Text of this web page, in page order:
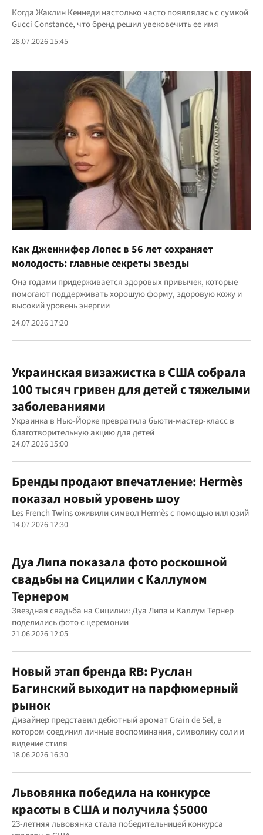
Когда Жаклин Кеннеди настолько часто появлялась с сумкой
Gucci Constance, что бренд решил увековечить ее имя
28.07.2026 15:45
Как Дженнифер Лопес в 56 лет сохраняет
молодость: главные секреты звезды
Она годами придерживается здоровых привычек, которые
помогают поддерживать хорошую форму, здоровую кожу и
высокий уровень энергии
24.07.2026 17:20
Украинская визажистка в США собрала
100 тысяч гривен для детей с тяжелыми
заболеваниями
Украинка в Нью-Йорке превратила бьюти-мастер-класс в
благотворительную акцию для детей
24.07.2026 15:00
Бренды продают впечатление: Hermès
показал новый уровень шоу
Les French Twins оживили символ Hermès с помощью иллюзий
14.07.2026 12:30
Дуа Липа показала фото роскошной
свадьбы на Сицилии с Каллумом
Тернером
Звездная свадьба на Сицилии: Дуа Липа и Каллум Тернер
поделились фото с церемонии
21.06.2026 12:05
Новый этап бренда RB: Руслан
Багинский выходит на парфюмерный
рынок
Дизайнер представил дебютный аромат Grain de Sel, в
котором соединил личные воспоминания, символику соли и
видение стиля
18.06.2026 16:30
Львовянка победила на конкурсе
красоты в США и получила $5000
23-летняя львовянка стала победительницей конкурса